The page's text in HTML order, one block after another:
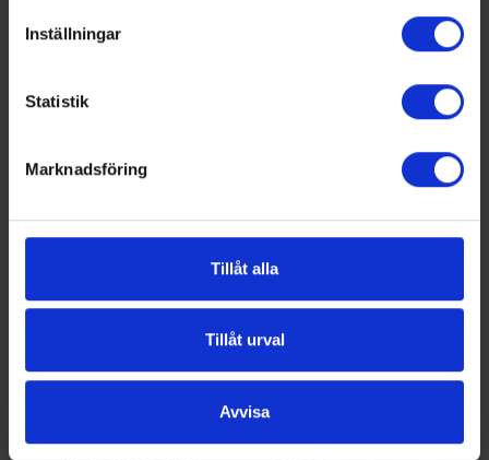
Inställningar
Statistik
Marknadsföring
Tillåt alla
Tillåt urval
Avvisa